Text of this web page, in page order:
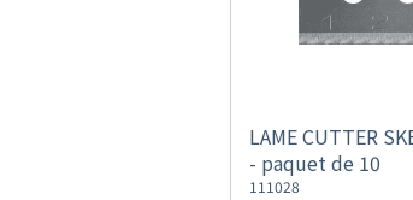
LAME CUTTER
- paquet de 10
111028